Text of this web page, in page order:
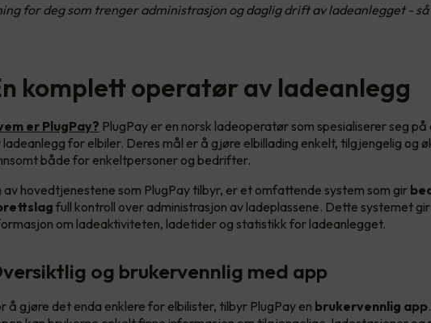
for deg som trenger administrasjon og daglig drift av ladeanlegget -
komplett operatør av ladeanlegg
er PlugPay? PlugPay er en norsk ladeoperatør som spesialiserer seg
ladeanlegg for elbiler. Deres mål er å gjøre elbillading enkelt, tilgjengelig og
både for enkeltpersoner og bedrifter.
av hovedtjenestene som PlugPay tilbyr, er et omfattende system som gir
full kontroll over administrasjon av ladeplassene. Dette systemet
om ladeaktiviteten, ladetider og statistikk for ladeanlegget.
og brukervennlig med app
å gjøre det enda enklere for elbilister, tilbyr PlugPay en brukervennlig app